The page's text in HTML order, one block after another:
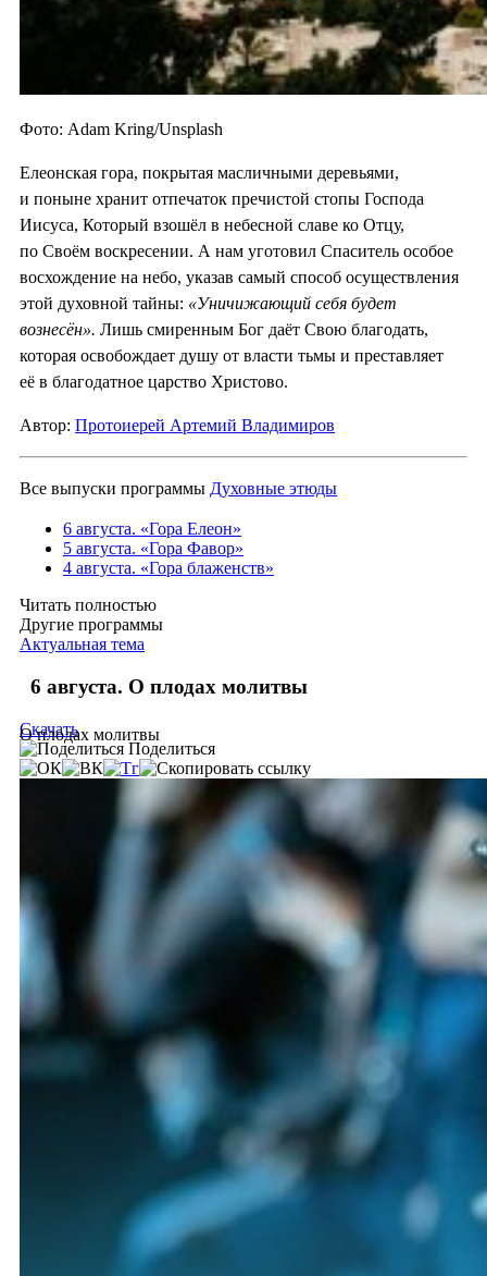
Фото: Adam Kring/Unsplash
Елеонская гора, покрытая масличными деревьями,
и поныне хранит отпечаток пречистой стопы Господа
Иисуса, Который взошёл в небесной славе ко Отцу,
по Своём воскресении. А нам уготовил Спаситель особое
восхождение на небо, указав самый способ осуществления
этой духовной тайны: «Уничижающий себя будет
вознесён». Лишь смиренным Бог даёт Свою благодать,
которая освобождает душу от власти тьмы и преставляет
её в благодатное царство Христово.
Автор: Протоиерей Артемий Владимиров
Все выпуски программы Духовные этюды
6 августа. «Гора Елеон»
5 августа. «Гора Фавор»
4 августа. «Гора блаженств»
Читать полностью
Другие программы
Актуальная тема
6 августа. О плодах молитвы
О плодах молитвы
Скачать
Поделиться